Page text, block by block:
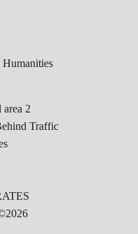
2
Traffic